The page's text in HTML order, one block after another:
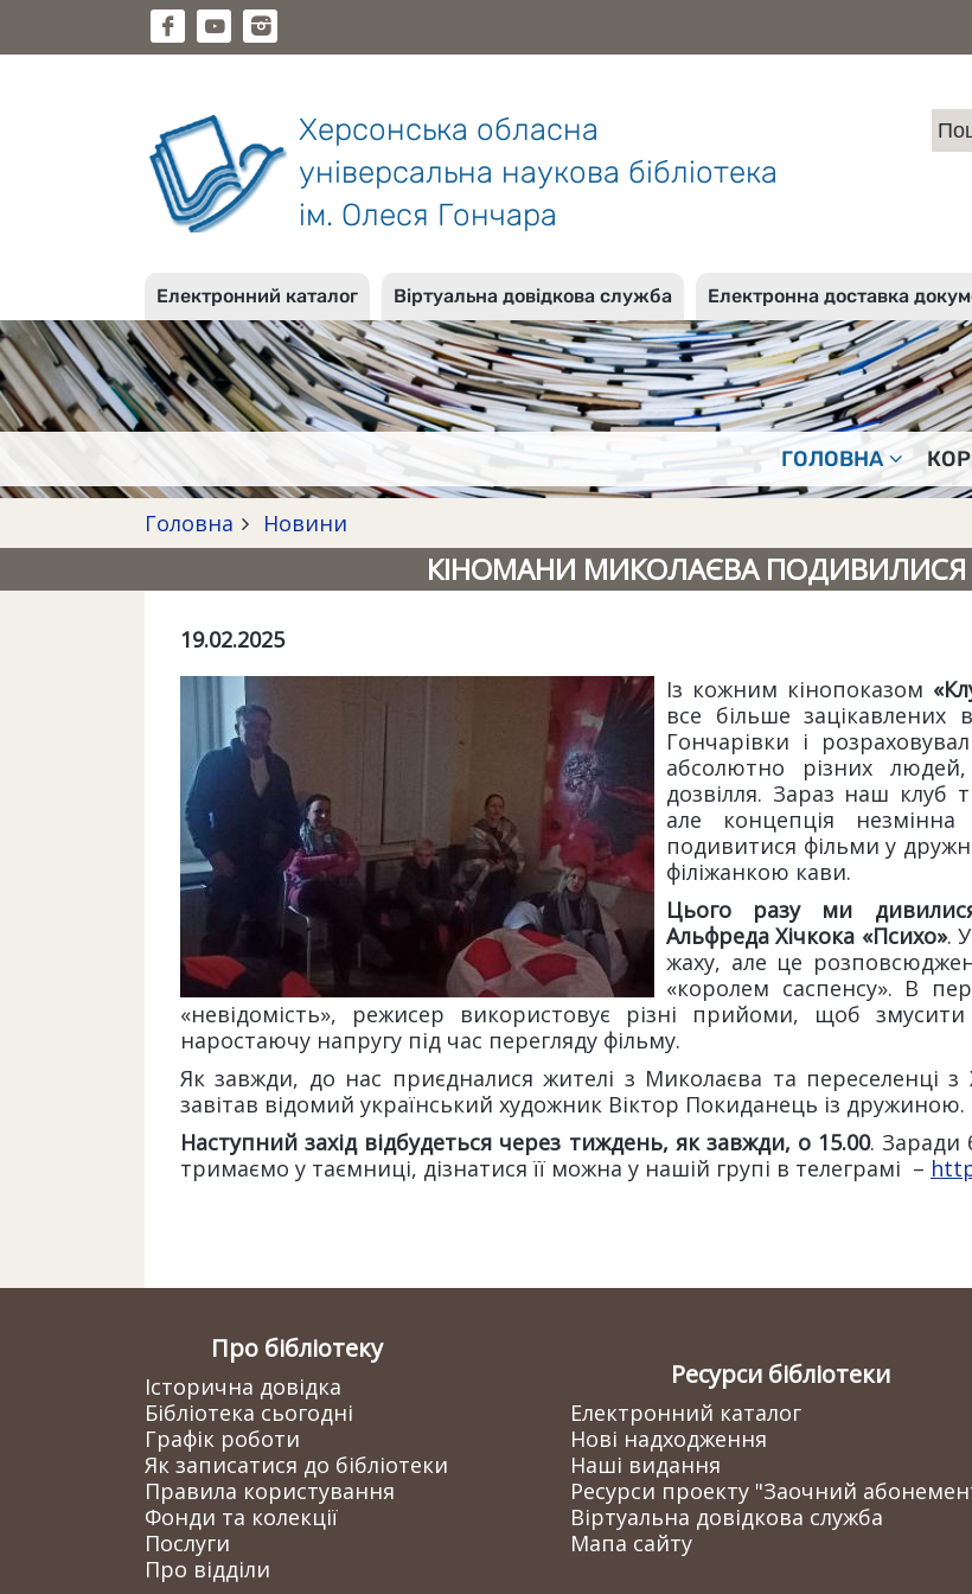
Херсонська обласна
універсальна наукова бібліотека
ім. Олеся Гончара
Електронний каталог Віртуальна довідкова служба Електронна доставка
ГОЛОВНА
Головна Новини
КІНОМАНИ МИКОЛАЄВА ПОДИВИЛИСЯ
19.02.2025
Із кожним кінопоказом
все більше зацікавлених
Гончарівки і
абсолютно різних
дозвілля. Зараз наш клуб
але концепція
подивитися фільми у
філіжанкою кави.
Цього разу ми
Альфреда Хічкока «Психо».
жаху, але це
«королем саспенсу». В
«невідомість», режисер використовує різні прийоми, щоб
наростаючу напругу під час перегляду фільму.
Як завжди, до нас приєдналися жителі з Миколаєва та переселенці з
завітав відомий український художник Віктор Покиданець із дружиною.
Наступний захід відбудеться через тиждень, як завжди, о 15.00. Заради
тримаємо у таємниці, дізнатися її можна у нашій групі в телеграмі –
Про бібліотеку
Історична довідка
Бібліотека сьогодні
Графік роботи
Як записатися до бібліотеки
Правила користування
Фонди та колекції
Послуги
Про відділи
Ресурси бібліотеки
Електронний каталог
Нові надходження
Наші видання
Ресурси проекту "Заочний
Віртуальна довідкова служба
Мапа сайту